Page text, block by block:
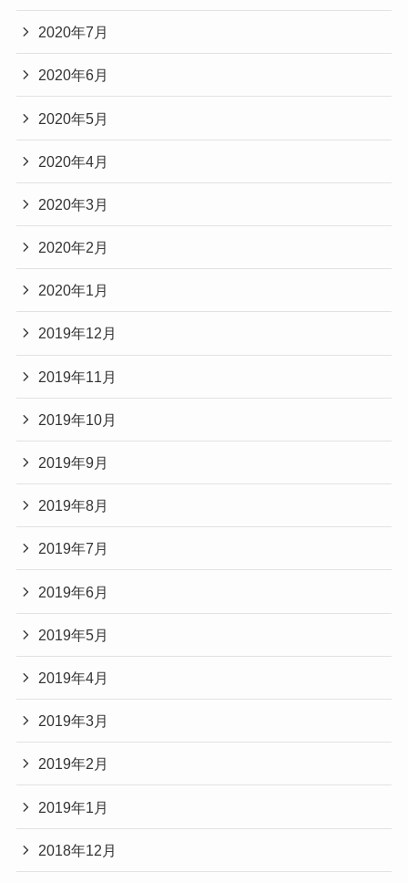
2020年7月
2020年6月
2020年5月
2020年4月
2020年3月
2020年2月
2020年1月
2019年12月
2019年11月
2019年10月
2019年9月
2019年8月
2019年7月
2019年6月
2019年5月
2019年4月
2019年3月
2019年2月
2019年1月
2018年12月